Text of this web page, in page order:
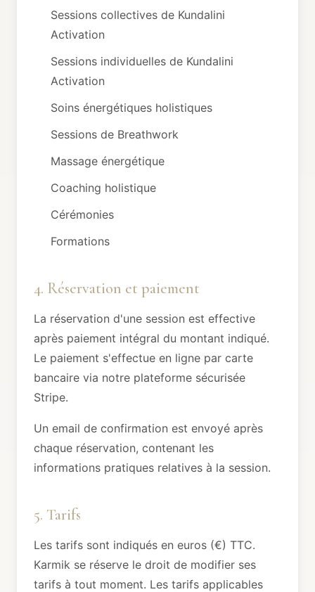
Sessions collectives de Kundalini
Activation
Sessions individuelles de Kundalini
Activation
Soins énergétiques holistiques
Sessions de Breathwork
Massage énergétique
Coaching holistique
Cérémonies
Formations
4. Réservation et paiement
La réservation d'une session est effective
après paiement intégral du montant indiqué.
Le paiement s'effectue en ligne par carte
bancaire via notre plateforme sécurisée
Stripe.
Un email de confirmation est envoyé après
chaque réservation, contenant les
informations pratiques relatives à la session.
5. Tarifs
Les tarifs sont indiqués en euros (€) TTC.
Karmik se réserve le droit de modifier ses
tarifs à tout moment. Les tarifs applicables